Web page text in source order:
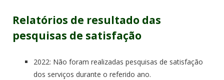
Relatórios de resultado das
pesquisas de satisfação
2022: Não foram realizadas pesquisas de satisfação
dos serviços durante o referido ano.